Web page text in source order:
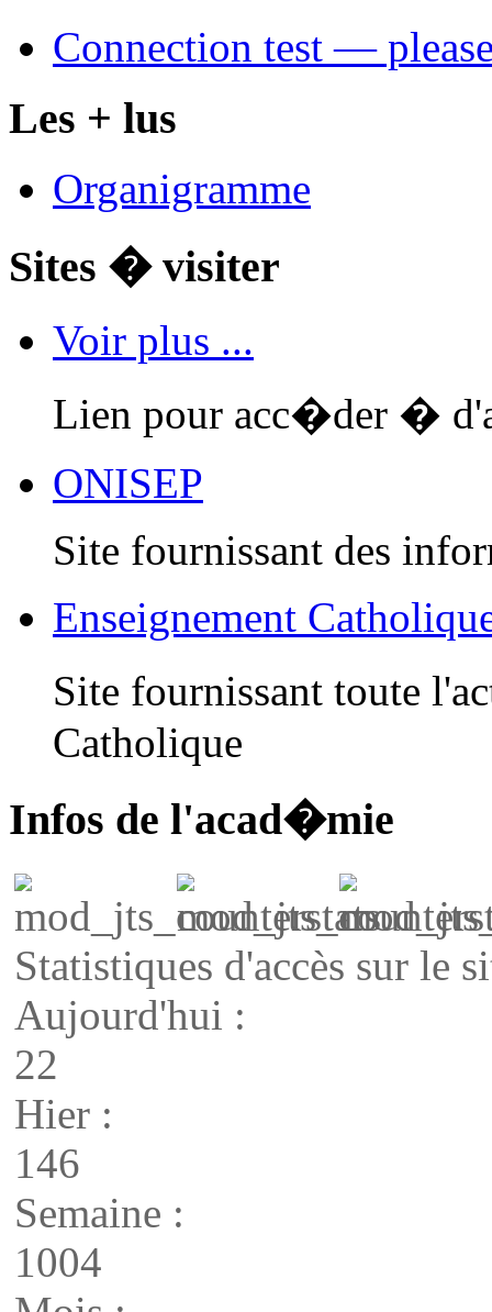
Connection test —
Les + lus
Organigramme
Sites � visiter
Voir plus ...
Lien pour acc�der �
ONISEP
Site fournissant des
Enseignement
Site fournissant toute
Catholique
Infos de l'acad�mie
Statistiques d'accès sur le
Aujourd'hui :
22
Hier :
146
Semaine :
1004